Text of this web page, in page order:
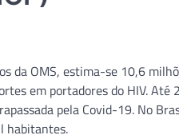
da OMS, estima-se 10,6
em portadores do HIV. Até
pela Covid-19. No
habitantes.